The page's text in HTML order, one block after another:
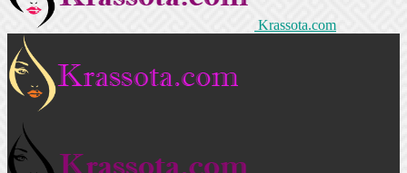
Krassota.com